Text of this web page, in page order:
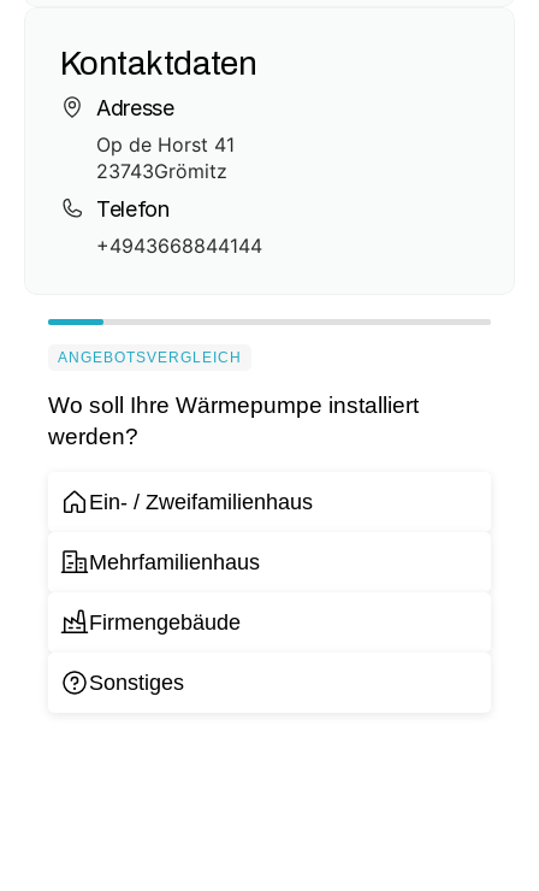
Kontaktdaten
Adresse
Op de Horst 41
23743Grömitz
Telefon
+4943668844144
ANGEBOTSVERGLEICH
Wo soll Ihre Wärmepumpe installiert
werden?
Ein- / Zweifamilienhaus
Mehrfamilienhaus
Firmengebäude
Sonstiges